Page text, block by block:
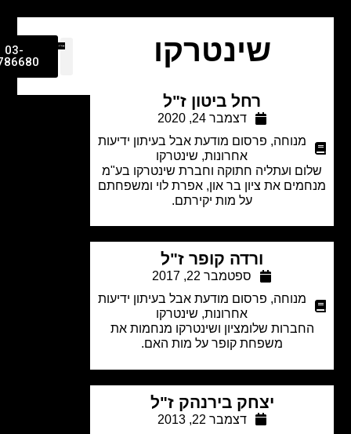
שינטרקו
רחל ביטון ז"ל
דצמבר 24, 2020
מנוחה
פרסום מודעת אבל בעיתון ידיעות
אחרונות,שינטרקו
ועתליה חתוקה וחברת שינטרקו בע"מ
את ציון בר און, אפרת לוי ומשפחתם
על מות יקירתם.
ורדה קופר ז"ל
ספטמבר 22, 2017
מנוחה
פרסום מודעת אבל בעיתון ידיעות
אחרונות,שינטרקו
שלומציון ושינטרקו מנחמות את
משפחת קופר על מות האם.
יצחק בירנהק ז"ל
דצמבר 22, 2013
03-
9786680